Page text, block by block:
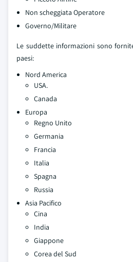
Non scheggiata Operatore
Governo/Militare
Le suddette informazioni sono
paesi:
Nord America
USA.
Canada
Europa
Regno Unito
Germania
Francia
Italia
Spagna
Russia
Asia Pacifico
Cina
India
Giappone
Corea del Sud